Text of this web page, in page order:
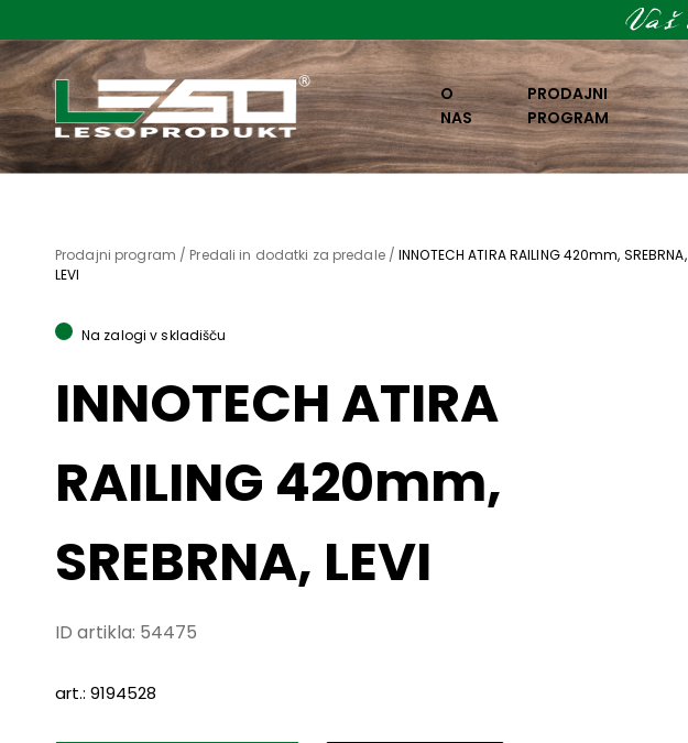
O
NAS
PRODAJNI
PROGRAM
Prodajni program / Predali in dodatki za predale /INNOTECH ATIRA RAILING 420mm, SREBRNA,
LEVI
Na zalogi v skladišču
INNOTECH ATIRA
RAILING 420mm,
SREBRNA, LEVI
ID artikla: 54475
art.: 9194528